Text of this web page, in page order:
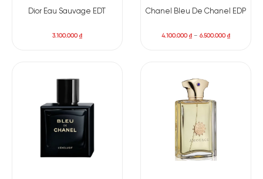
Ambroxan Quả Bách Xù Nhũ Hương Hoắc Hương
Tiêu Hồng Gỗ Đàn Hương
Dior Eau Sauvage EDT
3.100.000₫
Chanel Bleu De Chanel EDP
4.100.000₫– 6.500.000₫